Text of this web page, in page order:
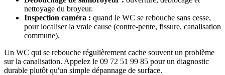
nettoyage du broyeur.
Inspection caméra : quand le WC se rebouche sans cesse,
pour localiser la vraie cause (contre-pente, fissure, canalisation
commune).
Un WC qui se rebouche régulièrement cache souvent un problème
sur la canalisation. Appelez le 09 72 51 99 85 pour un diagnostic
durable plutôt qu'un simple dépannage de surface.